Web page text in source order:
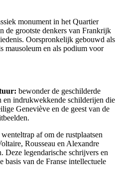
monument in het Quartier
de grootste denkers van Frankrijk
Oorspronkelijk gebouwd als
mausoleum en als podium voor
bewonder de geschilderde
en indrukwekkende schilderijen die
Geneviève en de geest van de
af om de rustplaatsen
Rousseau en Alexandre
Deze legendarische schrijvers en
basis van de Franse intellectuele